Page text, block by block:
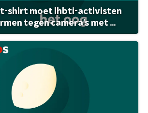
t-shirt moet lhbti-activisten
tegen camera's met ...